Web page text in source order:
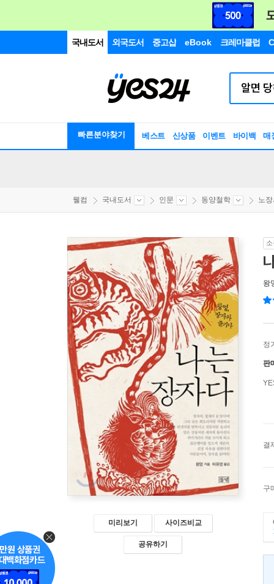
국내도서 외국도서 중고샵 eBook 크레마클럽
빠른분야찾기 베스트 신상품 이벤트 바이백 매
웰컴 국내도서 인문 동양철학 노
미리보기 사이즈비교
공유하기
왕
정
판
결
구